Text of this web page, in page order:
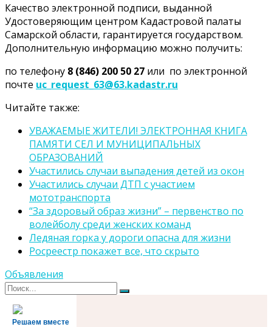
Качество электронной подписи, выданной
Удостоверяющим центром Кадастровой палаты
Самарской области, гарантируется государством.
Дополнительную информацию можно получить:
по телефону 8 (846) 200 50 27 или по электронной
почте uc_request_63@63.kadastr.ru
Читайте также:
УВАЖАЕМЫЕ ЖИТЕЛИ! ЭЛЕКТРОННАЯ КНИГА
ПАМЯТИ СЕЛ И МУНИЦИПАЛЬНЫХ
ОБРАЗОВАНИЙ
Участились случаи выпадения детей из окон
Участились случаи ДТП с участием
мототранспорта
“За здоровый образ жизни” – первенство по
волейболу среди женских команд
Ледяная горка у дороги опасна для жизни
Росреестр покажет все, что скрыто
Объявления
Поиск
Поиск
Решаем вместе